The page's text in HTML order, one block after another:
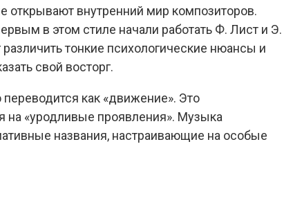
внутренний мир композиторов.
в этом стиле начали работать Ф. Лист и Э.
тонкие психологические нюансы и
свой восторг.
как «движение». Это
на «уродливые проявления». Музыка
названия, настраивающие на особые